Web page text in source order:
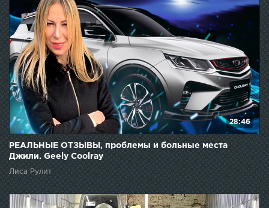
28:46
РЕАЛЬНЫЕ ОТЗЫВЫ, проблемы и больные места
Джили. Geely Coolray
Лиса Рулит